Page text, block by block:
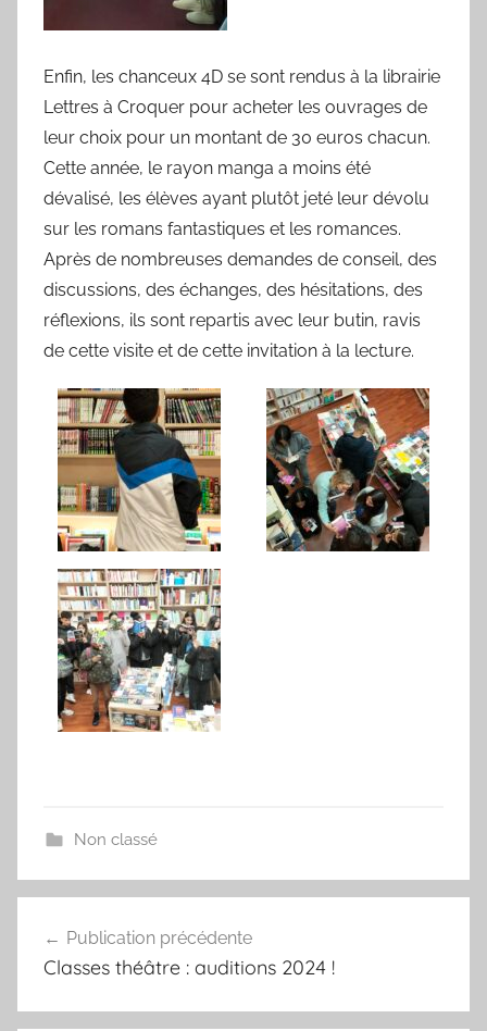
Enfin, les chanceux 4D se sont rendus à la librairie
Lettres à Croquer pour acheter les ouvrages de
leur choix pour un montant de 30 euros chacun.
Cette année, le rayon manga a moins été
dévalisé, les élèves ayant plutôt jeté leur dévolu
sur les romans fantastiques et les romances.
Après de nombreuses demandes de conseil, des
discussions, des échanges, des hésitations, des
réflexions, ils sont repartis avec leur butin, ravis
de cette visite et de cette invitation à la lecture.
Non classé
de
Publication précédente
Classes théâtre : auditions 2024 !